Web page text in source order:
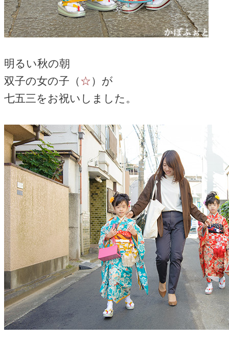
明るい秋の朝
双子の女の子（☆）が
七五三をお祝いしました。